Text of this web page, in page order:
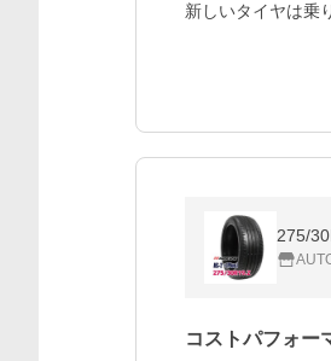
新しいタイヤは乗
275/
コストパフォー